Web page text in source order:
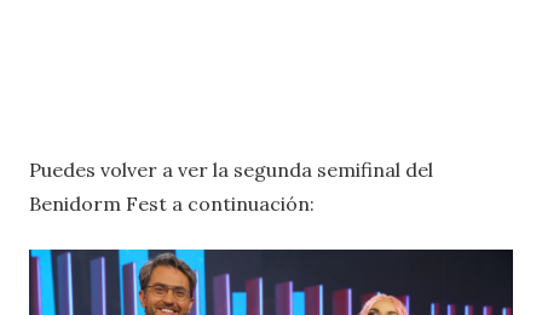
Puedes volver a ver la segunda semifinal del
Benidorm Fest a continuación: